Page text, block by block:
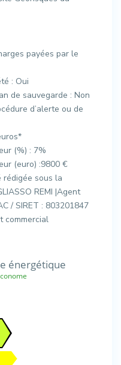
payées par le
: Oui
de sauvegarde : Non
d’alerte ou de
(%) : 7%
(euro) :9800 €
sous la
REMI |Agent
/ SIRET : 803201847
commercial
énergétique